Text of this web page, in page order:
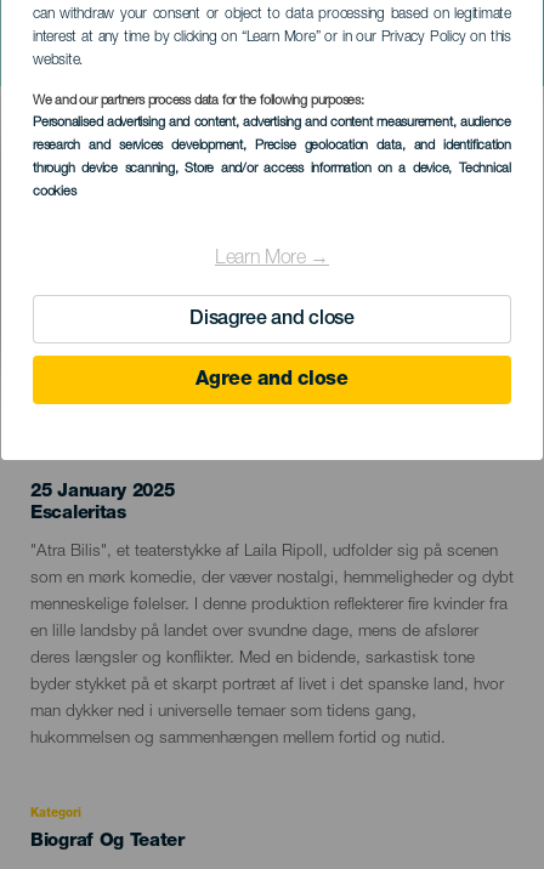
can withdraw your consent or object to data processing based on legitimate
interest at any time by clicking on “Learn More” or in our Privacy Policy on this
website.
We and our partners process data for the following purposes:
Personalised advertising and content, advertising and content measurement, audience
research and services development, Precise geolocation data, and identification
through device scanning, Store and/or access information on a device, Technical
cookies
Learn More →
Disagree and close
Agree and close
Atra Bilis
GRAN CANARIA
Imagen
Listado
25 January 2025
Localidad
Escaleritas
Descripción
del
evento
"Atra Bilis", et teaterstykke af Laila Ripoll, udfolder sig på scenen
som en mørk komedie, der væver nostalgi, hemmeligheder og dybt
menneskelige følelser. I denne produktion reflekterer fire kvinder fra
en lille landsby på landet over svundne dage, mens de afslører
deres længsler og konflikter. Med en bidende, sarkastisk tone
byder stykket på et skarpt portræt af livet i det spanske land, hvor
man dykker ned i universelle temaer som tidens gang,
hukommelsen og sammenhængen mellem fortid og nutid.
Kategori
Categoría
Biograf Og Teater